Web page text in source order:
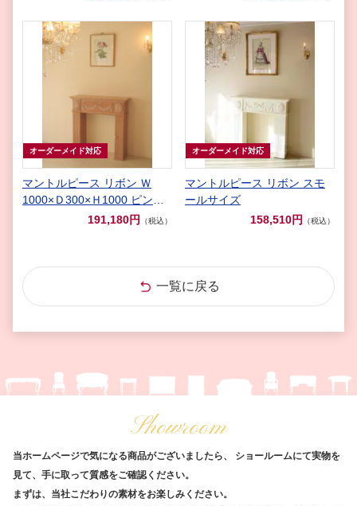
オーダーメイド対応
マントルピース リボン Ｗ
1000×Ｄ300×Ｈ1000 ピンク
191,180円 （税込）
オーダーメイド対応
マントルピース リボン スモ
ールサイズ
158,510円
（税込）
一覧に戻る
Showroom
当ホームページで気になる商品がございましたら、
ショールームにて実物を
見て、手に取って質感をご確認ください。
まずは、当社こだわりの素材をお楽しみください。